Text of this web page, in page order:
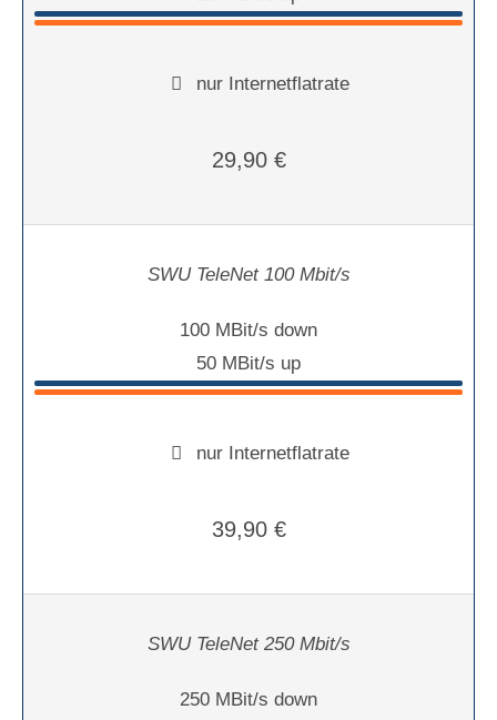
nur Internetflatrate
29,90 €
SWU TeleNet 100 Mbit/s
100 MBit/s down
50 MBit/s up
nur Internetflatrate
39,90 €
SWU TeleNet 250 Mbit/s
250 MBit/s down